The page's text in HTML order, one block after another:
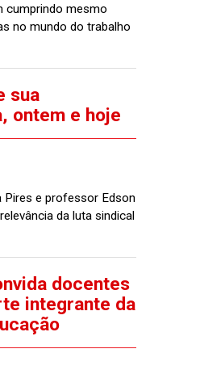
cumprindo mesmo
no mundo do trabalho
sua
ontem e hoje
Pires e professor Edson
da luta sindical
docentes
integrante da